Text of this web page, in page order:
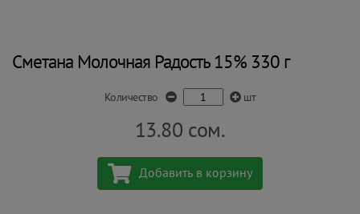
Сметана Молочная Радость 15% 330 г
Количество шт
13.80 сом.
Добавить в корзину